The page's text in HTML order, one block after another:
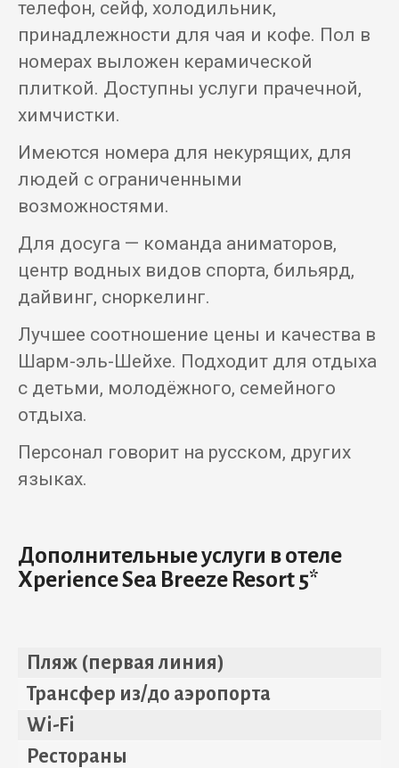
телефон, сейф, холодильник,
принадлежности для чая и кофе. Пол в
номерах выложен керамической
плиткой. Доступны услуги прачечной,
химчистки.
Имеются номера для некурящих, для
людей с ограниченными
возможностями.
Для досуга — команда аниматоров,
центр водных видов спорта, бильярд,
дайвинг, сноркелинг.
Лучшее соотношение цены и качества в
Шарм-эль-Шейхе. Подходит для отдыха
с детьми, молодёжного, семейного
отдыха.
Персонал говорит на русском, других
языках.
Дополнительные услуги в отеле
Xperience Sea Breeze Resort 5*
Пляж (первая линия)
Трансфер из/до аэропорта
Wi-Fi
Рестораны